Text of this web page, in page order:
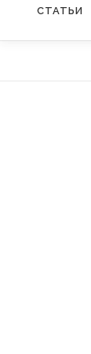
СТАТЬИ